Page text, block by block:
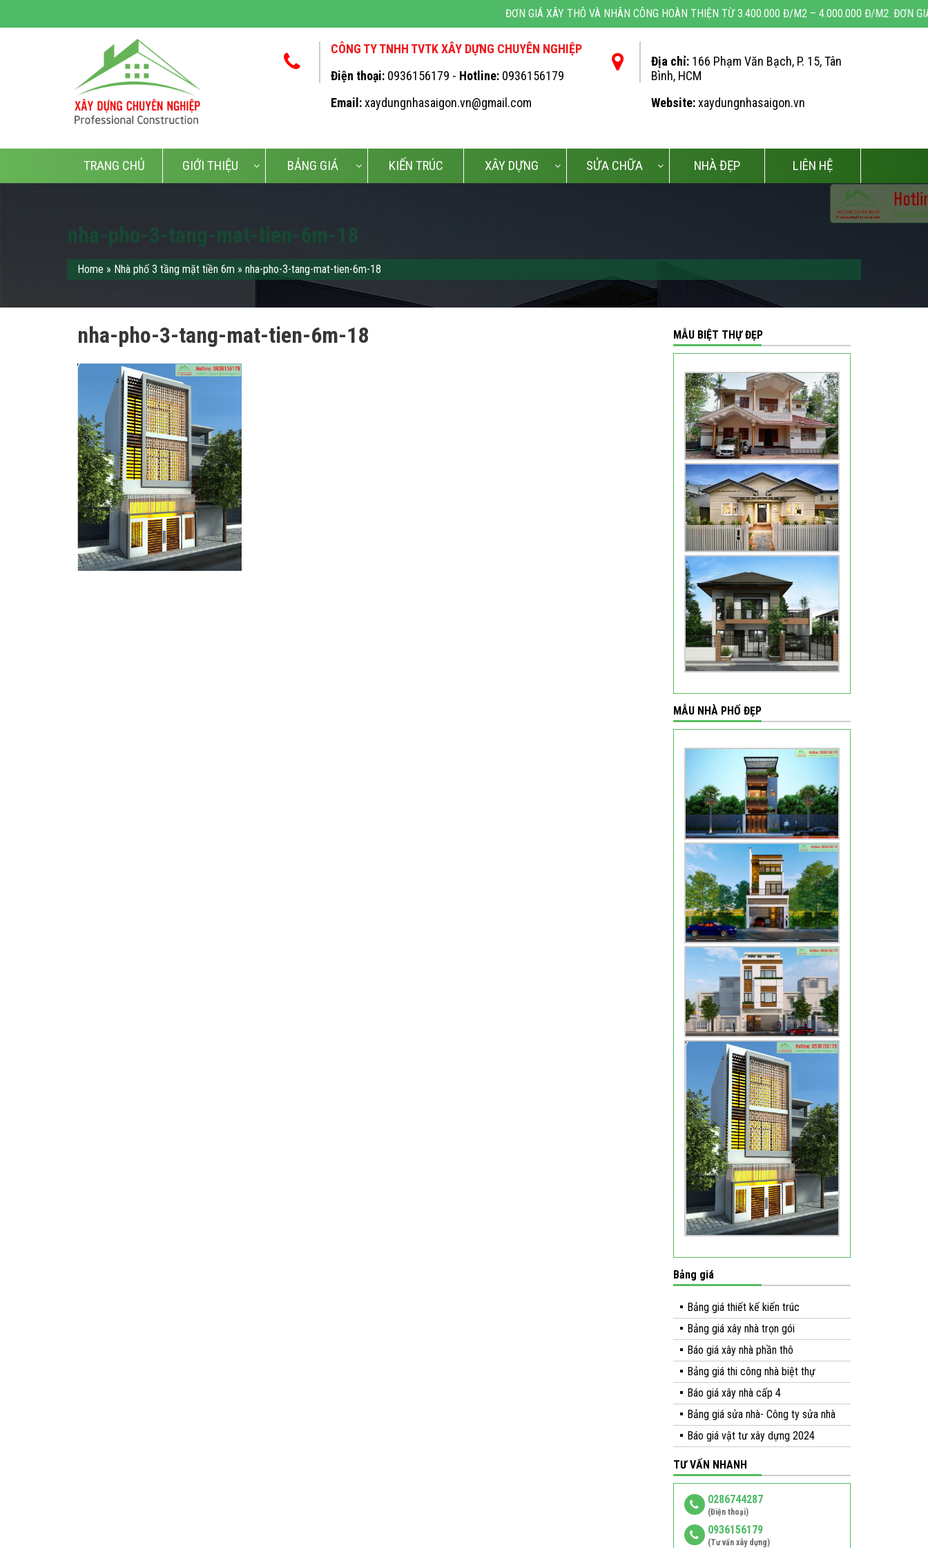
ĐƠN GIÁ XÂY THÔ VÀ NHÂN CÔNG HOÀN THIỆN TỪ 3.400.000 Đ/M2 – 4.000.000 Đ/M2. ĐƠN GIÁ
CÔNG TY TNHH TVTK XÂY DỰNG CHUYÊN NGHIỆP
Điện thoại: 0936156179 - Hotline: 0936156179
Email:xaydungnhasaigon.vn@gmail.com
Địa chỉ: 166 Phạm Văn Bạch, P. 15, Tân
Bình, HCM
Website:xaydungnhasaigon.vn
TRANG CHỦ GIỚI THIỆU BẢNG GIÁ KIẾN TRÚC XÂY DỰNG SỬA CHỮA NHÀ ĐẸP LIÊN HỆ
nha-pho-3-tang-mat-tien-6m-18
Home » Nhà phố 3 tầng mặt tiền 6m » nha-pho-3-tang-mat-tien-6m-18
nha-pho-3-tang-mat-tien-6m-18 MẪU BIỆT THỰ ĐẸP
MẪU NHÀ PHỐ ĐẸP
Bảng giá
Bảng giá thiết kế kiến trúc
Bảng giá xây nhà trọn gói
Báo giá xây nhà phần thô
Bảng giá thi công nhà biệt thự
Báo giá xây nhà cấp 4
Bảng giá sửa nhà- Công ty sửa nhà
Báo giá vật tư xây dựng 2024
TƯ VẤN NHANH
0286744287
(Điện thoại)
0936156179
(Tư vấn xây dựng)